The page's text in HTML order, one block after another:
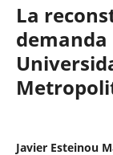
La
demanda
Javier Esteinou